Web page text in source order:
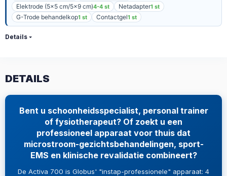
Elektrode (5x5 cm/5x9 cm)4-4 st Netadapter1 st
G-Trode behandelkop1 st Contactgel1 st
Details
DETAILS
Bent u schoonheidsspecialist, personal trainer
of fysiotherapeut? Of zoekt u een
professioneel apparaat voor thuis dat
microstroom-gezichtsbehandelingen, sport-
EMS en klinische revalidatie combineert?
De Activa 700 is Globus' "instap-professionele" apparaat: 4